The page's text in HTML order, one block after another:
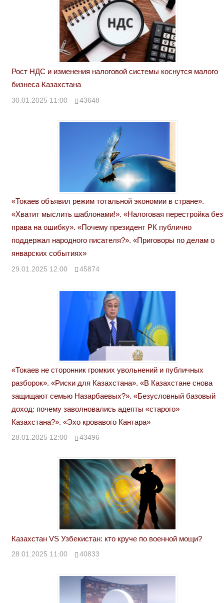
Рост НДС и изменения налоговой системы коснутся малого
бизнеса Казахстана
30.01.2025 11:00 43648
«Токаев объявил режим тотальной экономии в стране».
«Хватит мыслить шаблонами!». «Налоговая перестройка без
права на ошибку». «Почему президент РК публично
поддержал народного писателя?». «Приговоры по делам о
январских событиях»
29.01.2025 12:00 45874
«Токаев не сторонник громких увольнений и публичных
разборок». «Риски для Казахстана». «В Казахстане снова
защищают семью Назарбаевых?». «Безусловный базовый
доход: почему заволновались адепты «старого»
Казахстана?». «Эхо кровавого Кантара»
28.01.2025 12:00 43496
Казахстан VS Узбекистан: кто круче по военной мощи?
28.01.2025 11:00 40833